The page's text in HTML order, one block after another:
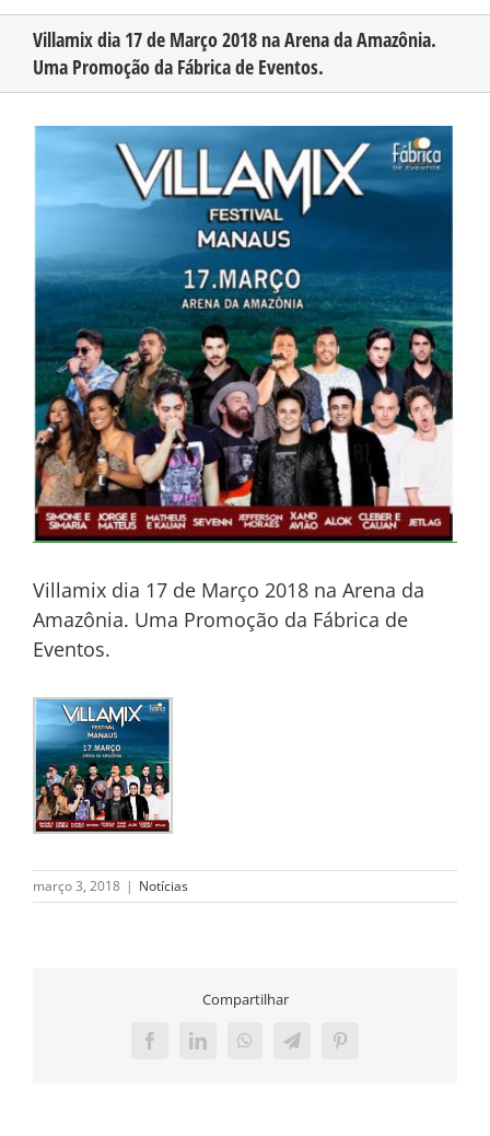
CONHEÇA O AMAZONAS
CONTATO
Villamix dia 17 de Março 2018 na Arena da Amazônia.
Uma Promoção da Fábrica de Eventos.
View
Villamix dia 17 de Março 2018 na Arena da
Amazônia. Uma Promoção da Fábrica de
Eventos.
março 3, 2018 | Notícias
Compartilhar
FacebookLinkedInWhatsAppTelegramPinterest